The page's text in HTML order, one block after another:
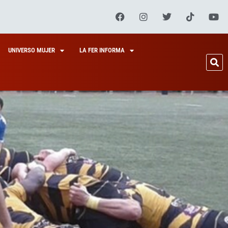
UNIVERSO MUJER LA FER INFORMA